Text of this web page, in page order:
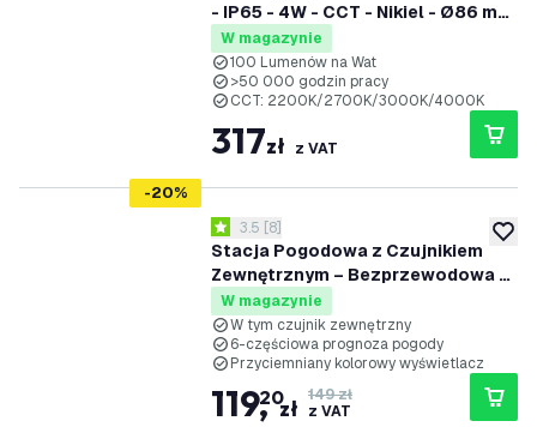
- IP65 - 4W - CCT - Nikiel - Ø86 mm
- 5 lat gwarancji - Do łazienki
W magazynie
100 Lumenów na Wat
>50 000 godzin pracy
CCT: 2200K/2700K/3000K/4000K
317zł z VAT
-20%
Stacja Pogodowa z Czujnikiem
Zewnętrznym – Bezprzewodowa –
Kolorowy Wyświetlacz 7'' – Ekran
Dotykowy – Do Użytku Wewnątrz i
na Zewnątrz
otwórz panel recenzji
3.5 Gwiazdki oceny
3.5 [8]
W magazynie
W tym czujnik zewnętrzny
6-częściowa prognoza pogody
Przyciemniany kolorowy wyświetlacz
119,
20zł 149 zł
z VAT